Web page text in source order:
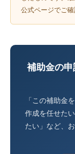
公式ページでご確
補助金の
「この補助金
作成を任せた
たい」など、